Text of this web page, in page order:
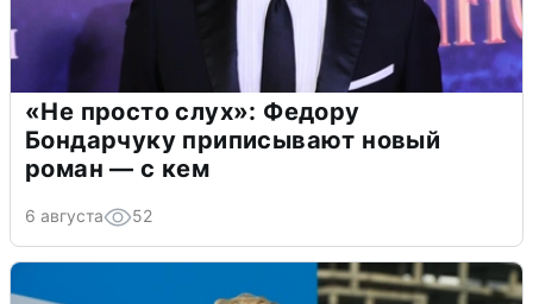
«Не просто слух»: Федору
Бондарчуку приписывают новый
роман — с кем
6 августа 52